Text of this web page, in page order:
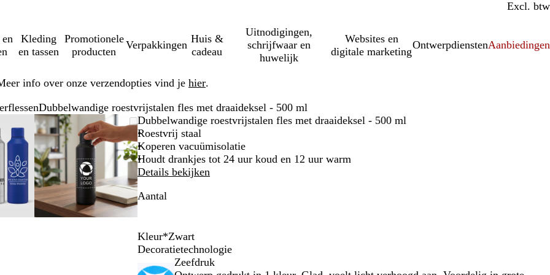
Incl. btw
Excl. btw
Kleding
en tassen
Promotionele
producten
Verpakkingen
Huis &
cadeau
Uitnodigingen,
schrijfwaar en
huwelijk
Websites en
digitale marketing
OntwerpdienstenAanbiedingen
info over onze verzendopties vind je hier.
Dubbelwandige roestvrijstalen fles met draaideksel - 500 ml
Zoombare
afbeelding
Gezoomd
tot
minimum
Klik
om
uit
te
vouwen
Gebruik
plus-
en
mintoetsen
om
te
zoomen
en
Dubbelwandige roestvrijstalen fles met draaideksel - 500 ml
Roestvrij staal
Koperen vacuümisolatie
Houdt drankjes tot 24 uur koud en 12 uur warm
Details bekijken
Aantal
Kleur*Zwart
Z
C
W
Decoratietechnologie
Zeefdruk